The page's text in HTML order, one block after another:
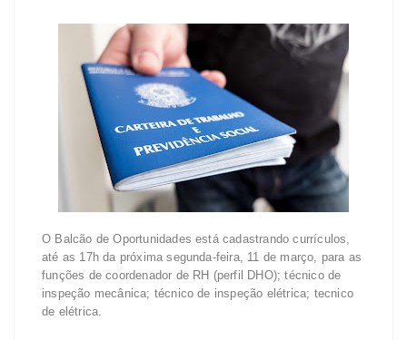
O Balcão de Oportunidades está cadastrando currículos,
até as 17h da próxima segunda-feira, 11 de março, para as
funções de coordenador de RH (perfil DHO); técnico de
inspeção mecânica; técnico de inspeção elétrica; tecnico
de elétrica.